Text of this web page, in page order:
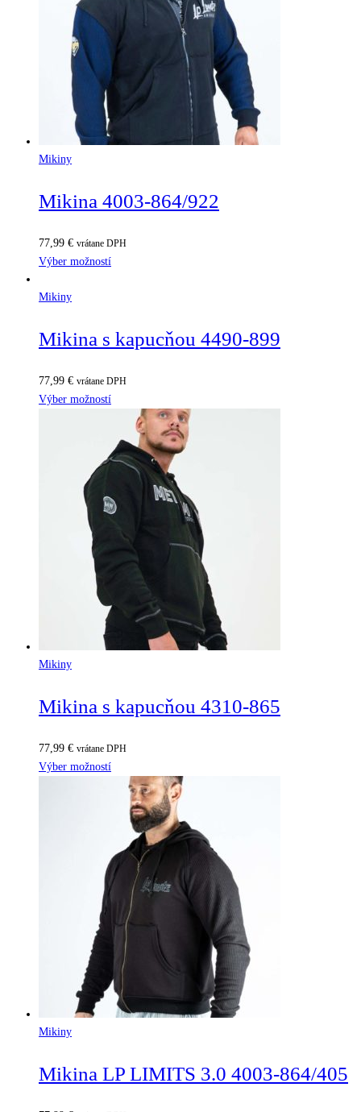
Mikiny
Mikina 4003-864/922
77,99 € vrátane DPH
Výber možností
Mikiny
Mikina s kapucňou 4490-899
77,99 € vrátane DPH
Výber možností
Mikiny
Mikina s kapucňou 4310-865
77,99 € vrátane DPH
Výber možností
Mikiny
Mikina LP LIMITS 3.0 4003-864/405